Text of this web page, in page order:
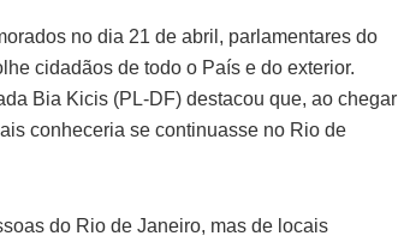
no dia 21 de abril, parlamentares do
cidadãos de todo o País e do exterior.
Bia Kicis (PL-DF) destacou que, ao chegar
conheceria se continuasse no Rio de
do Rio de Janeiro, mas de locais